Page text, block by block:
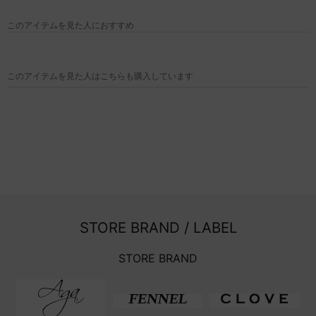
このアイテムを見た人におすすめ
このアイテムを見た人はこちらも購入しています
STORE BRAND / LABEL
STORE BRAND